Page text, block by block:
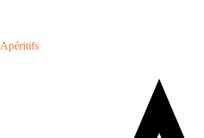
Apéritifs